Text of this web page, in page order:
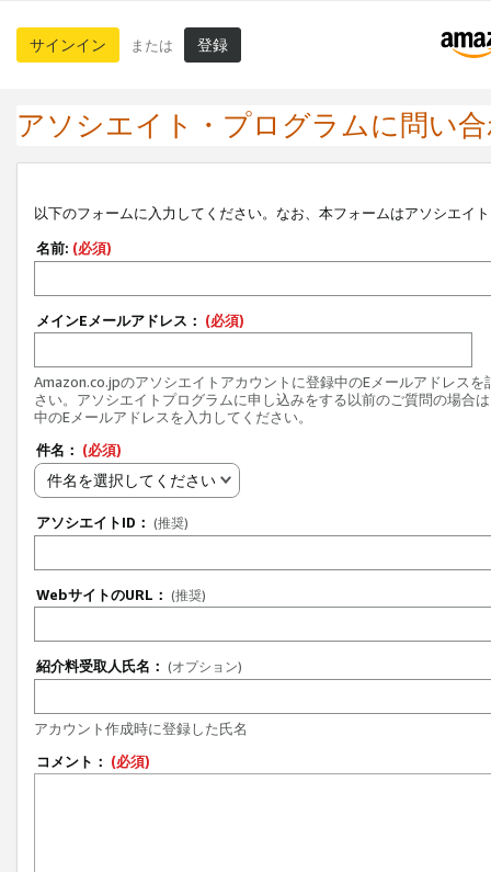
サインイン または 登録
アソシエイト・プログラムに問い
以下のフォームに入力してください。なお、本フォームはアソシエイ
名前: (必須)
メインEメールアドレス： (必須)
Amazon.co.jpのアソシエイトアカウントに登録中のEメールアドレスを
さい。アソシエイトプログラムに申し込みをする以前のご質問の場合
中のEメールアドレスを入力してください。
件名： (必須)
件名を選択してください
アソシエイトID： (推奨)
WebサイトのURL： (推奨)
紹介料受取人氏名： (オプション)
アカウント作成時に登録した氏名
コメント： (必須)